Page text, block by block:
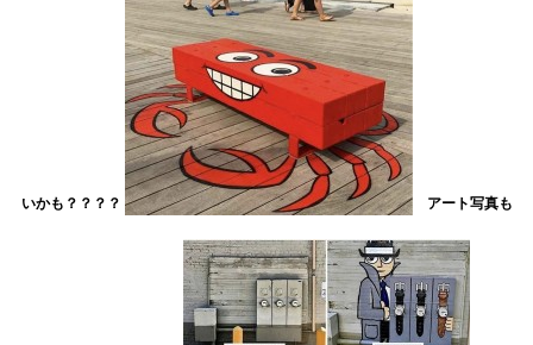
いかも？？？？ アート写真も